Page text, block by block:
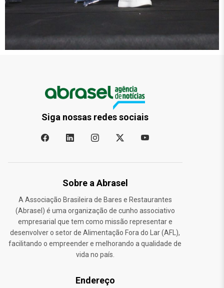
Siga nossas redes sociais
Sobre a Abrasel
A Associação Brasileira de Bares e Restaurantes
(Abrasel) é uma organização de cunho associativo
empresarial que tem como missão representar e
desenvolver o setor de Alimentação Fora do Lar (AFL),
facilitando o empreender e melhorando a qualidade de
vida no país.
Endereço